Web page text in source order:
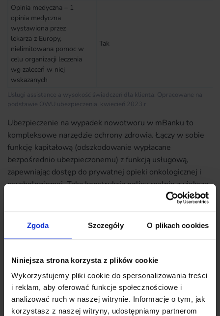
Zgoda Szczegóły O plikach cookies
Niniejsza strona korzysta z plików cookie
Wykorzystujemy pliki cookie do spersonalizowania treści
i reklam, aby oferować funkcje społecznościowe i
analizować ruch w naszej witrynie. Informacje o tym, jak
korzystasz z naszej witryny, udostępniamy partnerom
Opinia medyczna – 1
opinia medyczna
wystawiona przez
lekarza z Europy,
nielimitowana pomoc w
celu organizacji leczenia
wg zaleceń w niej
wskazanych
Tak
Usługi assistance a wysokość świadczeń dla klienta. Opracowane na
podstawie OWU ubezpieczenia, kwiecień 2023 r.
Ubezpieczenie na wypadek nowotworu w mBanku to
kompleksowe narzędzie ochrony zdrowia. Łączy w sobie
funkcję kapitałową (odszkodowanie wypłacane
bezpośrednio ubezpieczonemu) z funkcją usługową,
zapewniając dostęp do prywatnej opieki onkologicznej i
psychologicznej. Taka konstrukcja polisy realnie zwiększa
możliwości pacjenta w skutecznej walce z chorobą.
ubezpieczenie na życie Credit Agricole
razie nieszczęśliwych wypadków
Oferta mBanku obejmuje ubezpieczenie od następstw
nieszczęśliwych wypadków (NNW), które zapewnia
wsparcie finansowe w razie doznania nagłego uszczerbku